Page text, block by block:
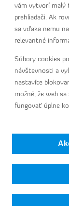
vám vytvorí malý
prehliadači. Ak
sa vďaka nemu
relevantné
Súbory cookies
návštevnosti a
nastavíte
možné, že web
fungovať úplne
tel:+421 2 4920
e-mail:
Meranie
Plynárenská
Filtrácia a